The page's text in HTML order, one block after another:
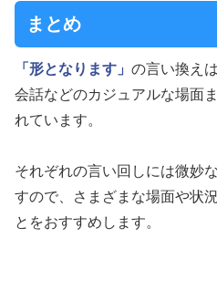
まとめ
「形となります」 の言い換え
会話などのカジュアルな場面
れています。
それぞれの言い回しには微妙
すので、さまざまな場面や状
とをおすすめします。